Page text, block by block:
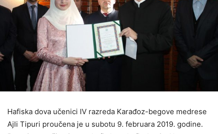
Hafiska dova učenici IV razreda Karađoz-begove medrese
Ajli Tipuri proučena je u subotu 9. februara 2019. godine.